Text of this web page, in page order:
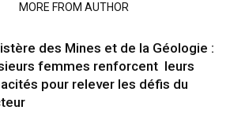
MORE FROM AUTHOR
des Mines et de la Géologie :
femmes renforcent leurs
pour relever les défis du